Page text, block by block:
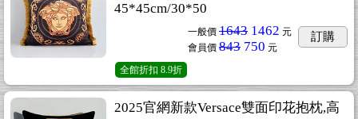
45*45cm/30*50
一般價 1643 1462 元
會員價 843 750 元
訂購
全館折扣 8.9折
2025官網新款Versace雙面印花抱枕,高